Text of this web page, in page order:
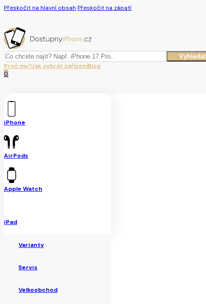
Přeskočit na hlavní obsah Přeskočit na zápatí
Hledat Vyhledat
Proč my?Jak vybrat zařízeníBlog
0
iPhone
AirPods
Apple Watch
iPad
Varianty
Servis
Velkoobchod